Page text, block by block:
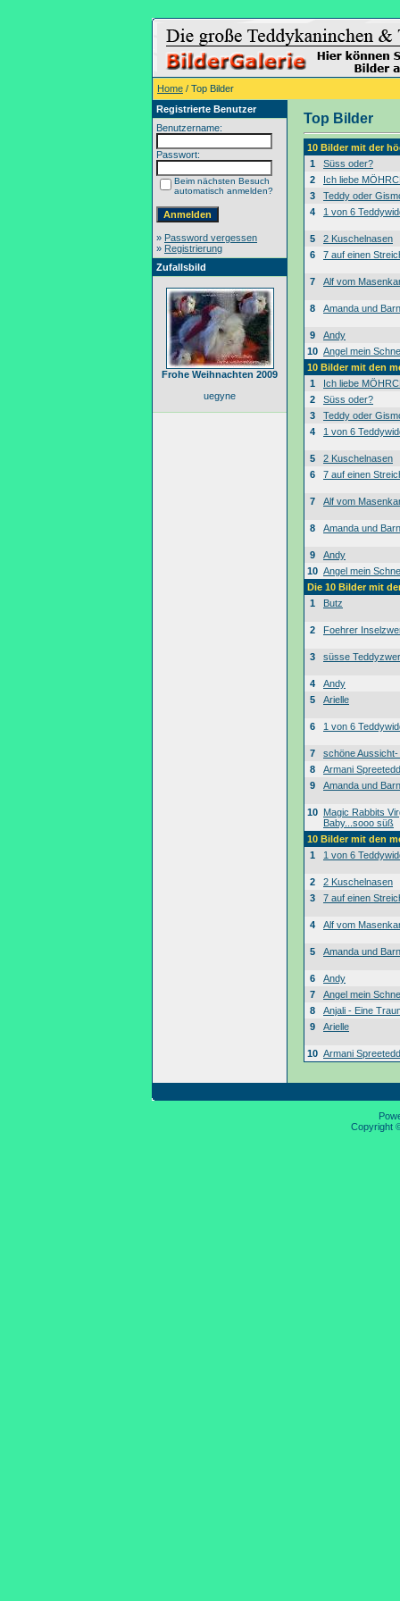
Home / Top Bilder
Registrierte Benutzer
Benutzername:
Passwort:
Beim nächsten Besuch
automatisch anmelden?
» Password vergessen
» Registrierung
Zufallsbild
Frohe Weihnachten 2009
uegyne
Top Bilder
10 Bilder mit der
1
Süss oder?
2
Ich liebe
3
Teddy oder
4
1 von 6
5
2 Kuschelnasen
6
7 auf einen
7 Alf vom
8 Amanda und
9
Andy
10 Angel mein
10 Bilder mit den
1
Ich liebe
2
Süss oder?
3
Teddy oder
4
1 von 6
5
2 Kuschelnasen
6
7 auf einen
7 Alf vom
8 Amanda und
9
Andy
10 Angel mein
Die 10 Bilder mit
1
Butz
2 Foehrer
3 süsse
4
Andy
5
Arielle
6 1 von 6
7
schöne
8
Armani
9
Amanda und
10 Magic Rabbits
Baby...sooo süß
10 Bilder mit den
1
1 von 6
2
2 Kuschelnasen
3
7 auf einen
4 Alf vom
5 Amanda und
6
Andy
7
Angel mein
8
Anjali - Eine
9
Arielle
10 Armani
Copyright